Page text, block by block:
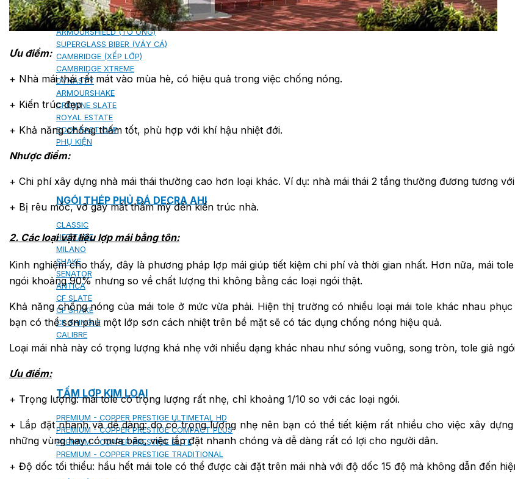
NGÓI BITUM PHỦ ĐÁ IKO
MARATHON (VIÊN GẠCH)
ARMOURSHIELD (TỔ ONG)
SUPERGLASS BIBER (VẢY CÁ)
CAMBRIDGE (XẾP LỚP)
CAMBRIDGE XTREME
DYNASTY
ARMOURSHAKE
CROWNE SLATE
ROYAL ESTATE
ROOF FAST CAP
PHỤ KIỆN
NGÓI THÉP PHỦ ĐÁ DECRA AHI
CLASSIC
HERITAGE
MILANO
SHAKE
SENATOR
ANTICA
CF SLATE
CF SHAKE
CF SHINGLE
CALIBRE
TẤM LỢP KIM LOẠI
PREMIUM - COPPER PRESTIGE ULTIMETAL HD
PREMIUM - COPPER PRESTIGE COMPACT PLUS
PREMIUM - COPPER PRESTIGE ELITE
PREMIUM - COPPER PRESTIGE TRADITIONAL
Ưu điểm:
+ Nhà mái thái rất mát vào mùa hè, có hiệu quả trong việc chống nóng.
+ Kiến trúc đẹp
+ Khả năng chống thấm tốt, phù hợp với khí hậu nhiệt đới.
Nhược điểm:
+ Chi phí xây dựng nhà mái thái thường cao hơn loại khác. Ví dụ: nhà mái thái 2 tầng thường đương tương
+ Bị rêu mốc, vỡ gây mất thẩm mỹ đến kiến trúc nhà.
2. Các loại vật liệu lợp mái bằng tôn:
Kinh nghiệm cho thấy, đây là phương pháp lợp mái giúp tiết kiệm chi phí và thời gian nhất. Hơn nữa, mái
ngói khoảng 90% nhưng so về chất lượng thì không bằng các loại ngói thật.
Khả năng chống nóng của mái tole ở mức vừa phải. Hiện thị trường có nhiều loại mái tole khác nhau
bạn có thể sơn phủ một lớp sơn cách nhiệt trên bề mặt sẽ có tác dụng chống nóng hiệu quả.
Loại mái nhà này có trọng lượng khá nhẹ với nhiều dạng khác nhau như sóng vuông, song tròn, tole giả
Ưu điểm:
+ Trọng lượng: mái tole có trọng lượng rất nhẹ, chỉ khoảng 1/10 so với các loại ngói.
+ Lắp đặt nhanh và dễ dàng: do có trọng lượng nhẹ nên bạn có thể tiết kiệm rất nhiều cho việc xây
những vùng hay có mưa bão, việc lắp đặt nhanh chóng và dễ dàng rất có lợi cho người dân.
+ Độ dốc tối thiểu: hầu hết mái tole có thể được cài đặt trên mái nhà với độ dốc 15 độ mà không dẫn đến